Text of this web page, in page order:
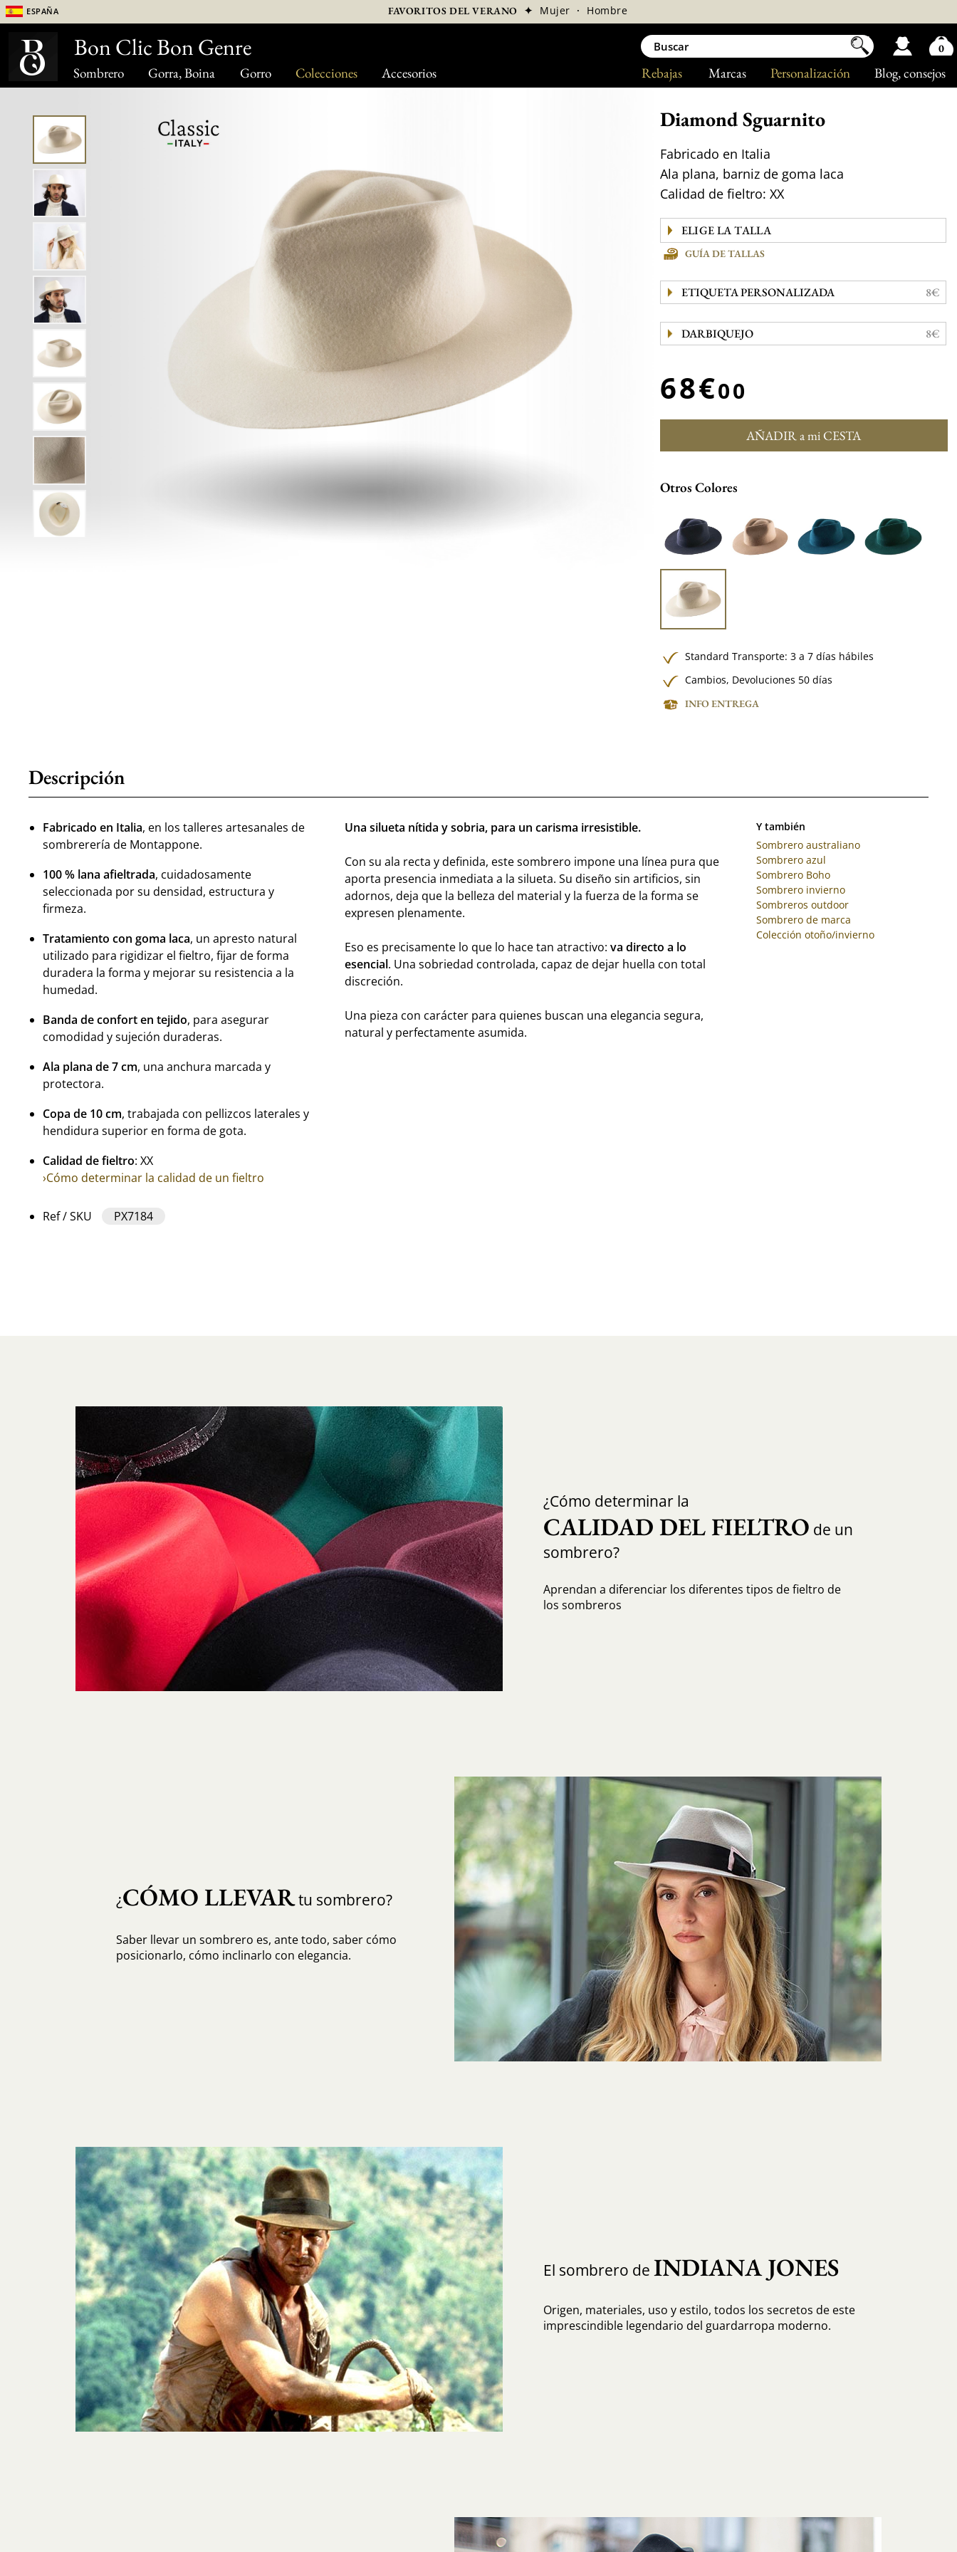
Sombrero Gorra, Boina Gorro Colecciones Accesorios Blog, consejos
Personalización
Marcas
Rebajas
España FAVORITOS DEL VERANO ✦ Mujer · Hombre
Diamond Sguarnito
Fabricado en Italia
Ala plana, barniz de goma laca
Calidad de fieltro: XX
GUÍA DE TALLAS
ETIQUETA PERSONALIZADA 8€
DARBIQUEJO 8€
68€00
AÑADIR a mi CESTA
Otros Colores
Standard Transporte: 3 a 7 días hábiles
Cambios, Devoluciones 50 días
INFO ENTREGA
Descripción
Fabricado en Italia, en los talleres artesanales de
sombrerería de Montappone.
100 % lana afieltrada, cuidadosamente
seleccionada por su densidad, estructura y
firmeza.
Tratamiento con goma laca, un apresto natural
utilizado para rigidizar el fieltro, fijar de forma
duradera la forma y mejorar su resistencia a la
humedad.
Banda de confort en tejido, para asegurar
comodidad y sujeción duraderas.
Ala plana de 7 cm, una anchura marcada y
protectora.
Copa de 10 cm, trabajada con pellizcos laterales y
hendidura superior en forma de gota.
Calidad de fieltro: XX
›Cómo determinar la calidad de un fieltro
Ref / SKU PX7184
Una silueta nítida y sobria, para un carisma irresistible.
Con su ala recta y definida, este sombrero impone una línea pura que
aporta presencia inmediata a la silueta. Su diseño sin artificios, sin
adornos, deja que la belleza del material y la fuerza de la forma se
expresen plenamente.
Eso es precisamente lo que lo hace tan atractivo: va directo a lo
esencial. Una sobriedad controlada, capaz de dejar huella con total
discreción.
Una pieza con carácter para quienes buscan una elegancia segura,
natural y perfectamente asumida.
Y también
Sombrero australiano
Sombrero azul
Sombrero Boho
Sombrero invierno
Sombreros outdoor
Sombrero de marca
Colección otoño/invierno
¿Cómo determinar la
CALIDAD DEL FIELTRO de un
sombrero?
Aprendan a diferenciar los diferentes tipos de fieltro de
los sombreros
¿CÓMO LLEVARtu sombrero?
Saber llevar un sombrero es, ante todo, saber cómo
posicionarlo, cómo inclinarlo con elegancia.
El sombrero de INDIANA JONES
Origen, materiales, uso y estilo, todos los secretos de este
imprescindible legendario del guardarropa moderno.
Bon Clic Bon Genre 0